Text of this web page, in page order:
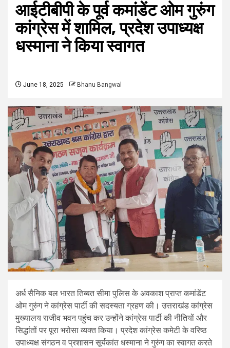
आईटीबीपी के पूर्व कमांडेंट ओम गुरुंग
कांग्रेस में शामिल, प्रदेश उपाध्यक्ष
धस्माना ने किया स्वागत
June 18, 2025 Bhanu Bangwal
अर्ध सैनिक बल भारत तिब्बत सीमा पुलिस के अवकाश प्राप्त कमांडेंट
ओम गुरुंग ने कांग्रेस पार्टी की सदस्यता ग्रहण की। उत्तराखंड कांग्रेस
मुख्यालय राजीव भवन पहुंच कर उन्होंने कांग्रेस पार्टी की नीतियों और
सिद्धांतों पर पूरा भरोसा व्यक्त किया। प्रदेश कांग्रेस कमेटी के वरिष्ठ
उपाध्यक्ष संगठन व प्रशासन सूर्यकांत धस्माना ने गुरुंग का स्वागत करते